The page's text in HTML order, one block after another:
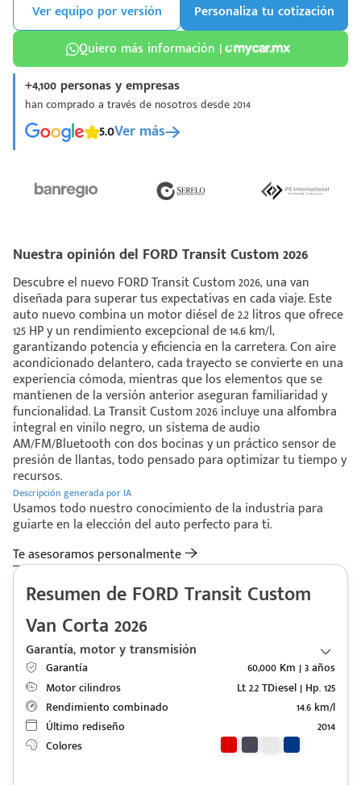
Nuestra opinión del FORD Transit Custom 2026
Descubre el nuevo FORD Transit Custom 2026, una van
diseñada para superar tus expectativas en cada viaje. Este
auto nuevo combina un motor diésel de 2.2 litros que ofrece
125 HP y un rendimiento excepcional de 14.6 km/l,
garantizando potencia y eficiencia en la carretera. Con aire
acondicionado delantero, cada trayecto se convierte en una
experiencia cómoda, mientras que los elementos que se
mantienen de la versión anterior aseguran familiaridad y
funcionalidad. La Transit Custom 2026 incluye una alfombra
integral en vinilo negro, un sistema de audio
AM/FM/Bluetooth con dos bocinas y un práctico sensor de
presión de llantas, todo pensado para optimizar tu tiempo y
recursos.
Descripción generada por IA
Usamos todo nuestro conocimiento de la industria para
guiarte en la elección del auto perfecto para ti.
Te asesoramos personalmente
Resumen de FORD Transit Custom
Van Corta 2026
Garantía, motor y transmisión
Garantía
60,000 Km | 3 años
Motor cilindros
Lt 2.2 TDiesel | Hp. 125
Rendimiento combinado
14.6 km/l
Último rediseño
2014
Colores
Ver equipo por versión
Personaliza tu cotización
Quiero más información |
+4,100 personas y empresas
han comprado a través de nosotros desde 2014
5.0Ver más